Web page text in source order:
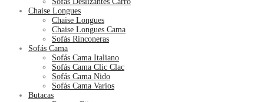
Chaise Longues
Chaise Longues
Chaise Longues Cama
Sofás Rinconeras
Sofás Cama
Sofás Cama Italiano
Sofás Cama Clic Clac
Sofás Cama Nido
Sofás Cama Varios
Butacas